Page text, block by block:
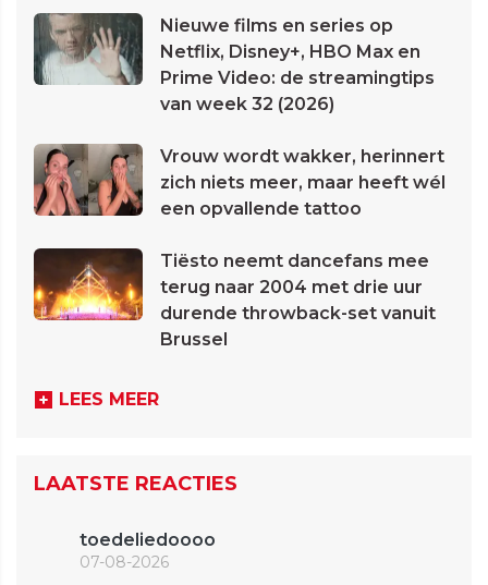
Nieuwe films en series op
Netflix, Disney+, HBO Max en
Prime Video: de streamingtips
van week 32 (2026)
Vrouw wordt wakker, herinnert
zich niets meer, maar heeft wél
een opvallende tattoo
Tiësto neemt dancefans mee
terug naar 2004 met drie uur
durende throwback-set vanuit
Brussel
LEES MEER
LAATSTE REACTIES
toedeliedoooo
07-08-2026